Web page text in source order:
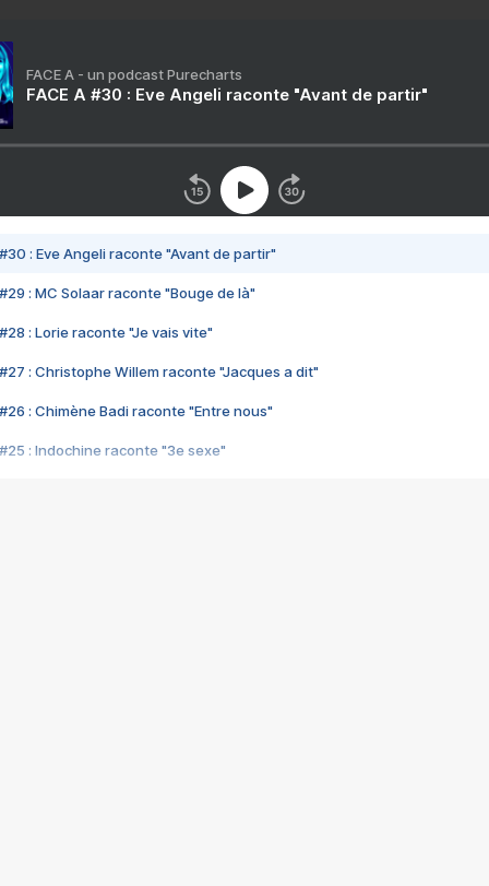
FACE A - un podcast Purecharts
FACE A #30 : Eve Angeli raconte "Avant de partir"
#30 : Eve Angeli raconte "Avant de partir"
#29 : MC Solaar raconte "Bouge de là"
#28 : Lorie raconte "Je vais vite"
#27 : Christophe Willem raconte "Jacques a dit"
#26 : Chimène Badi raconte "Entre nous"
#25 : Indochine raconte "3e sexe"